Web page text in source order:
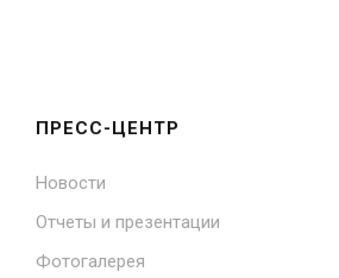
ПРЕСС-ЦЕНТР
Новости
Отчеты и презентации
Фотогалерея